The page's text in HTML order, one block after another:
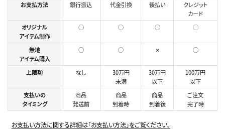
お支払方法 銀行振込 代金引換 後払い
クレジット
カード
オリジナル
アイテム制作
○ ○ ○ ◯
無地
アイテム購入
○ ○ ✕ ○
上限額 なし
30万円
未満
30万円
以下
100万円
以下
支払いの
タイミング
商品
発送前
商品
到着時
商品
到着後
ご注文
完了時
お支払い方法に関する詳細は「お支払い方法」をご覧ください。